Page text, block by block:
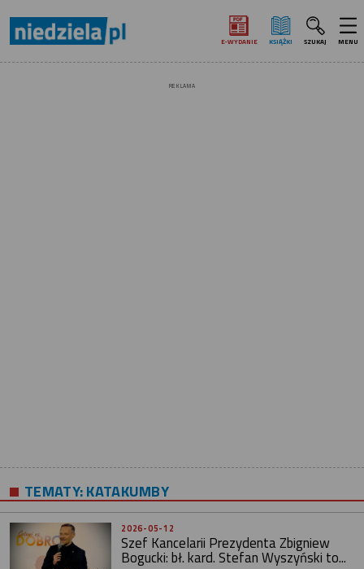
E‑WYDANIE KSIĄŻKI SZUKAJ MENU
REKLAMA
TEMATY:KATAKUMBY
2026-05-12
Szef Kancelarii Prezydenta Zbigniew
Bogucki: bł. kard. Stefan Wyszyński to...